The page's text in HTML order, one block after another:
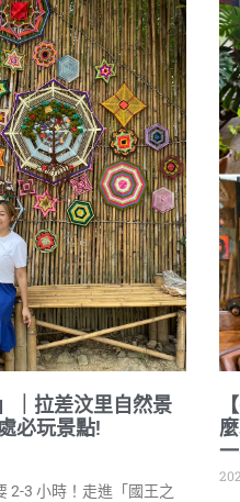
｜拉差汶里自然景
必玩景點!
2-3 小時！走進「國王之